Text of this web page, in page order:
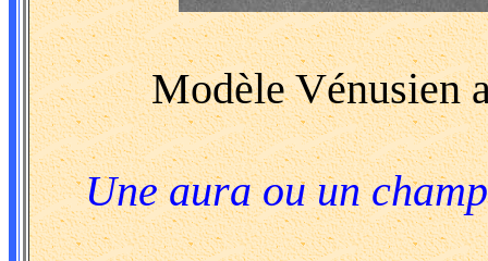
Modèle Vénusien
Une aura ou un